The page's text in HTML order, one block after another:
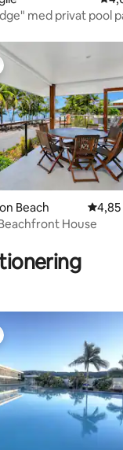
med privat pool
141 omdömen
Beach 4,85
4,85
House